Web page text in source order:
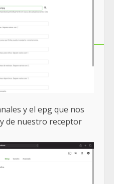
y el epg que nos
de nuestro receptor